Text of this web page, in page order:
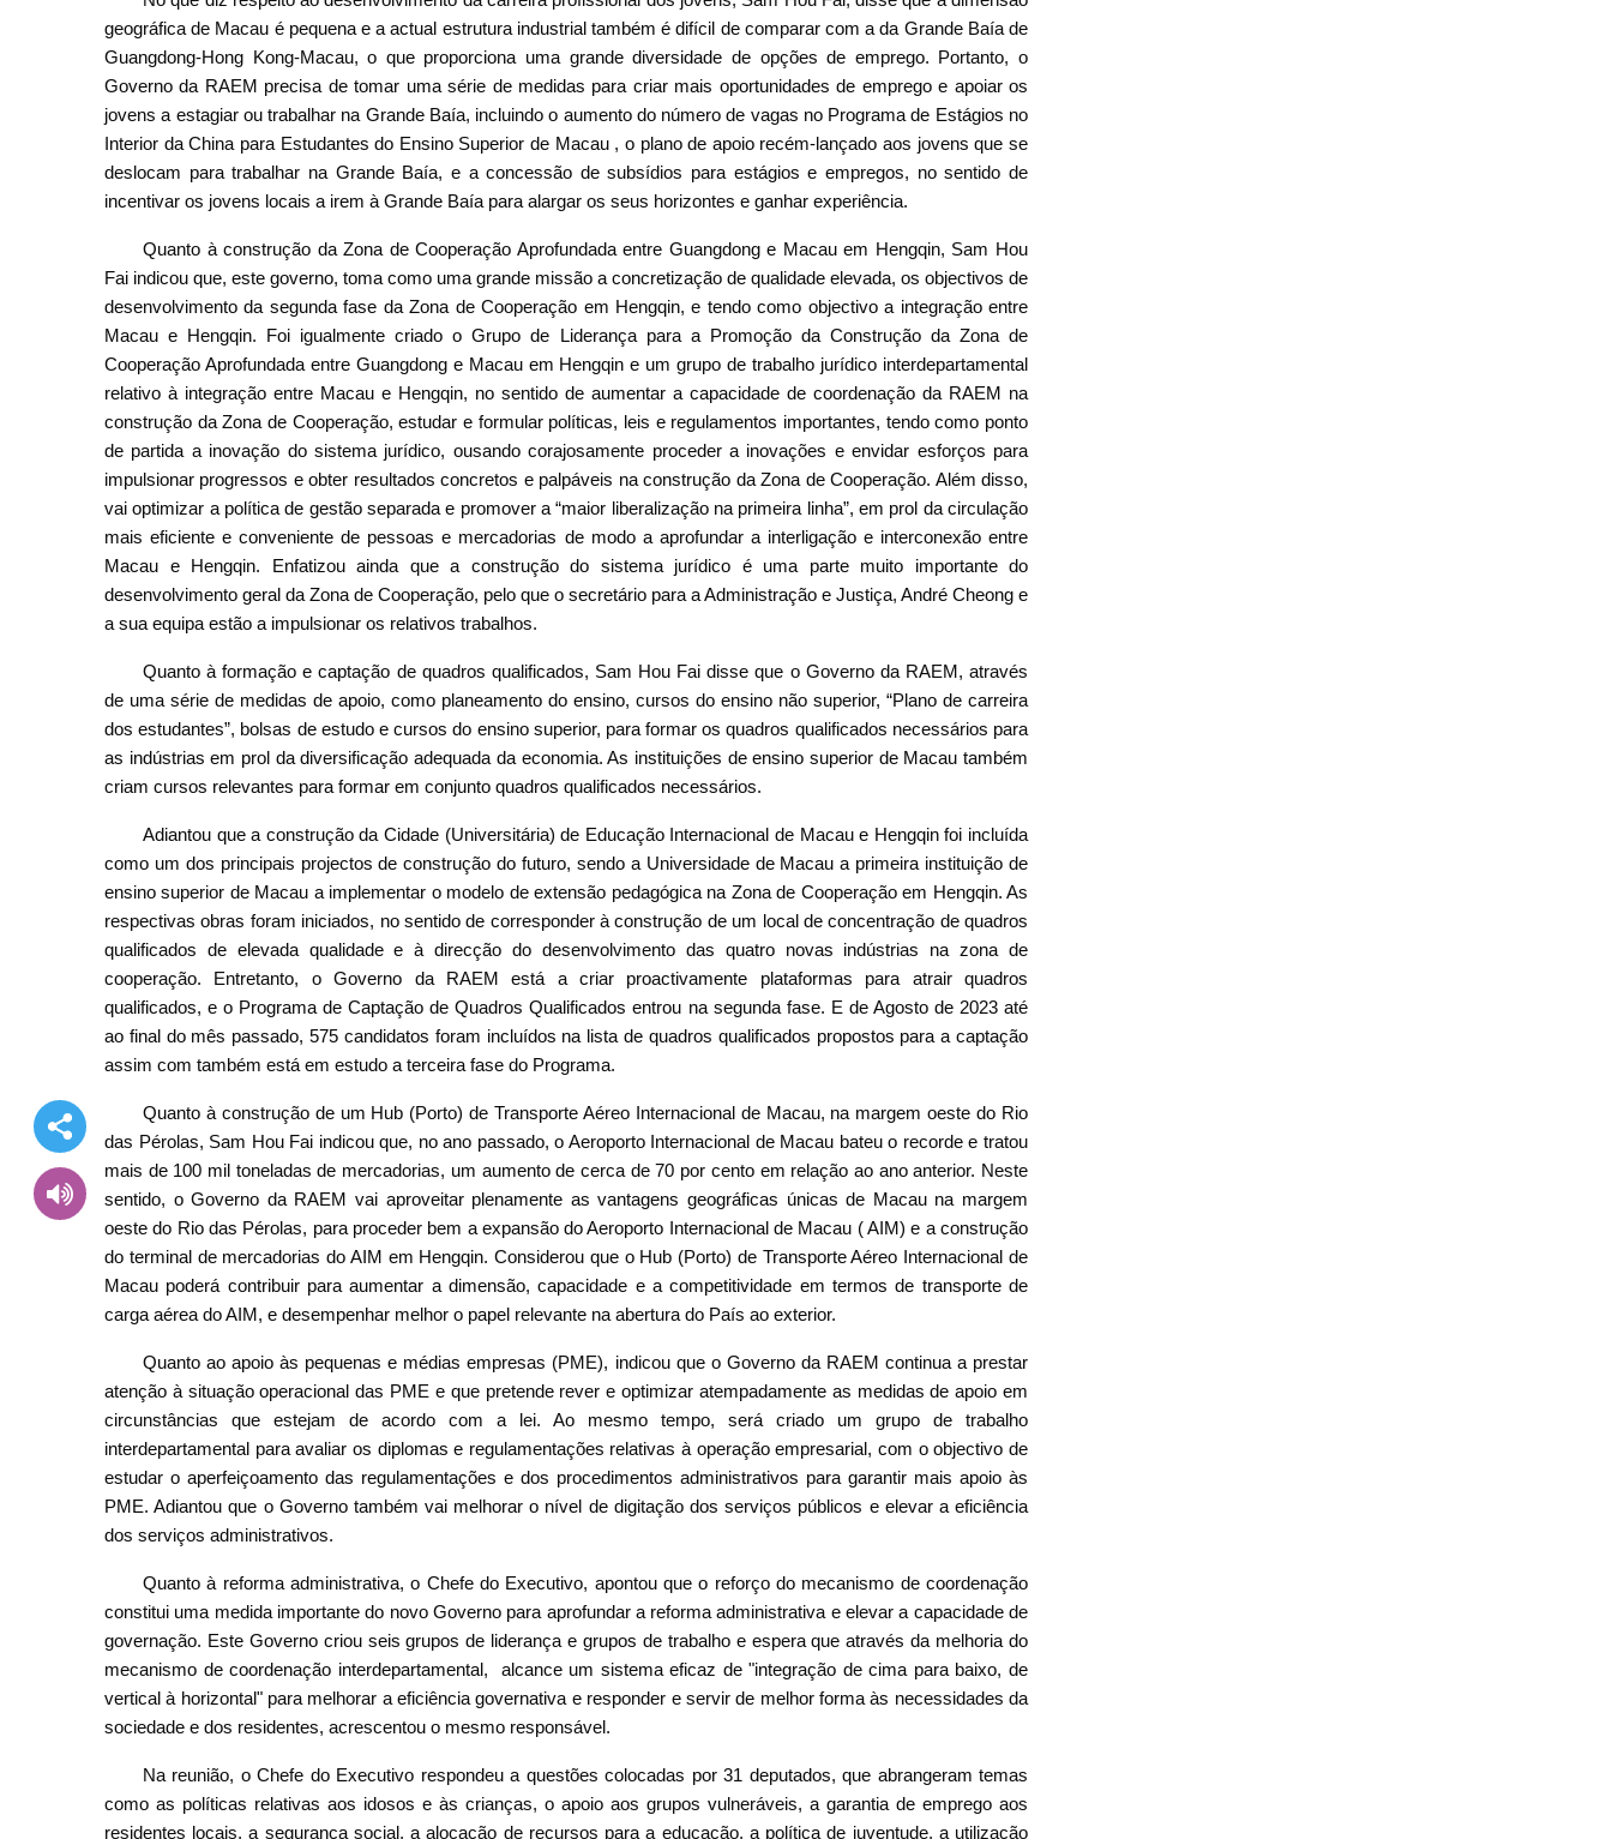
geográfica de Macau é pequena e a actual estrutura industrial também é difícil de comparar com a da Grande Baía de
Guangdong-Hong Kong-Macau, o que proporciona uma grande diversidade de opções de emprego. Portanto, o
Governo da RAEM precisa de tomar uma série de medidas para criar mais oportunidades de emprego e apoiar os
jovens a estagiar ou trabalhar na Grande Baía, incluindo o aumento do número de vagas no Programa de Estágios no
Interior da China para Estudantes do Ensino Superior de Macau , o plano de apoio recém-lançado aos jovens que se
deslocam para trabalhar na Grande Baía, e a concessão de subsídios para estágios e empregos, no sentido de
incentivar os jovens locais a irem à Grande Baía para alargar os seus horizontes e ganhar experiência.
Quanto à construção da Zona de Cooperação Aprofundada entre Guangdong e Macau em Hengqin, Sam Hou
Fai indicou que, este governo, toma como uma grande missão a concretização de qualidade elevada, os objectivos de
desenvolvimento da segunda fase da Zona de Cooperação em Hengqin, e tendo como objectivo a integração entre
Macau e Hengqin. Foi igualmente criado o Grupo de Liderança para a Promoção da Construção da Zona de
Cooperação Aprofundada entre Guangdong e Macau em Hengqin e um grupo de trabalho jurídico interdepartamental
relativo à integração entre Macau e Hengqin, no sentido de aumentar a capacidade de coordenação da RAEM na
construção da Zona de Cooperação, estudar e formular políticas, leis e regulamentos importantes, tendo como ponto
de partida a inovação do sistema jurídico, ousando corajosamente proceder a inovações e envidar esforços para
impulsionar progressos e obter resultados concretos e palpáveis na construção da Zona de Cooperação. Além disso,
vai optimizar a política de gestão separada e promover a “maior liberalização na primeira linha”, em prol da circulação
mais eficiente e conveniente de pessoas e mercadorias de modo a aprofundar a interligação e interconexão entre
Macau e Hengqin. Enfatizou ainda que a construção do sistema jurídico é uma parte muito importante do
desenvolvimento geral da Zona de Cooperação, pelo que o secretário para a Administração e Justiça, André Cheong e
a sua equipa estão a impulsionar os relativos trabalhos.
Quanto à formação e captação de quadros qualificados, Sam Hou Fai disse que o Governo da RAEM, através
de uma série de medidas de apoio, como planeamento do ensino, cursos do ensino não superior, “Plano de carreira
dos estudantes”, bolsas de estudo e cursos do ensino superior, para formar os quadros qualificados necessários para
as indústrias em prol da diversificação adequada da economia. As instituições de ensino superior de Macau também
criam cursos relevantes para formar em conjunto quadros qualificados necessários.
Adiantou que a construção da Cidade (Universitária) de Educação Internacional de Macau e Hengqin foi incluída
como um dos principais projectos de construção do futuro, sendo a Universidade de Macau a primeira instituição de
ensino superior de Macau a implementar o modelo de extensão pedagógica na Zona de Cooperação em Hengqin. As
respectivas obras foram iniciados, no sentido de corresponder à construção de um local de concentração de quadros
qualificados de elevada qualidade e à direcção do desenvolvimento das quatro novas indústrias na zona de
cooperação. Entretanto, o Governo da RAEM está a criar proactivamente plataformas para atrair quadros
qualificados, e o Programa de Captação de Quadros Qualificados entrou na segunda fase. E de Agosto de 2023 até
ao final do mês passado, 575 candidatos foram incluídos na lista de quadros qualificados propostos para a captação
assim com também está em estudo a terceira fase do Programa.
Quanto à construção de um Hub (Porto) de Transporte Aéreo Internacional de Macau, na margem oeste do Rio
das Pérolas, Sam Hou Fai indicou que, no ano passado, o Aeroporto Internacional de Macau bateu o recorde e tratou
mais de 100 mil toneladas de mercadorias, um aumento de cerca de 70 por cento em relação ao ano anterior. Neste
sentido, o Governo da RAEM vai aproveitar plenamente as vantagens geográficas únicas de Macau na margem
oeste do Rio das Pérolas, para proceder bem a expansão do Aeroporto Internacional de Macau ( AIM) e a construção
do terminal de mercadorias do AIM em Hengqin. Considerou que o Hub (Porto) de Transporte Aéreo Internacional de
Macau poderá contribuir para aumentar a dimensão, capacidade e a competitividade em termos de transporte de
carga aérea do AIM, e desempenhar melhor o papel relevante na abertura do País ao exterior.
Quanto ao apoio às pequenas e médias empresas (PME), indicou que o Governo da RAEM continua a prestar
atenção à situação operacional das PME e que pretende rever e optimizar atempadamente as medidas de apoio em
circunstâncias que estejam de acordo com a lei. Ao mesmo tempo, será criado um grupo de trabalho
interdepartamental para avaliar os diplomas e regulamentações relativas à operação empresarial, com o objectivo de
estudar o aperfeiçoamento das regulamentações e dos procedimentos administrativos para garantir mais apoio às
PME. Adiantou que o Governo também vai melhorar o nível de digitação dos serviços públicos e elevar a eficiência
dos serviços administrativos.
Quanto à reforma administrativa, o Chefe do Executivo, apontou que o reforço do mecanismo de coordenação
constitui uma medida importante do novo Governo para aprofundar a reforma administrativa e elevar a capacidade de
governação. Este Governo criou seis grupos de liderança e grupos de trabalho e espera que através da melhoria do
mecanismo de coordenação interdepartamental, alcance um sistema eficaz de "integração de cima para baixo, de
vertical à horizontal" para melhorar a eficiência governativa e responder e servir de melhor forma às necessidades da
sociedade e dos residentes, acrescentou o mesmo responsável.
Na reunião, o Chefe do Executivo respondeu a questões colocadas por 31 deputados, que abrangeram temas
como as políticas relativas aos idosos e às crianças, o apoio aos grupos vulneráveis, a garantia de emprego aos
residentes locais, a segurança social, a alocação de recursos para a educação, a política de juventude, a utilização